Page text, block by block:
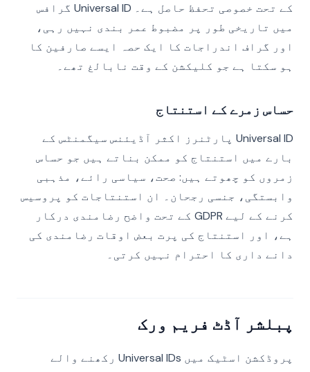
کے تحت خصوصی تحفظ حاصل ہے۔ Universal ID گرافس
میں تاریخی طور پر مضبوط عمر بندی نہیں رہی،
اور گراف اندراجات کا ایک حصہ ایسے صارفین کا
ہو سکتا ہے جو کلیکشن کے وقت نابالغ تھے۔
حساس زمرے کے استنتاج
Universal ID پارٹنرز اکثر آڈیئنس سیگمنٹس کے
بارے میں استنتاج کو ممکن بناتے ہیں جو حساس
زمروں کو چھوتے ہیں: صحت، سیاسی رائے، مذہبی
وابستگی، جنسی رجحان۔ ان استنتاجات کو پروسیس
کرنے کے لیے GDPR کے تحت واضح رضامندی درکار
ہے، اور استنتاج کی پرت بعض اوقات رضامندی کی
دانے داری کا احترام نہیں کرتی۔
پبلشر آڈٹ فریم ورک
پروڈکشن اسٹیک میں Universal IDs رکھنے والے